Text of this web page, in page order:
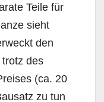
Teile für
sieht
den
des
(ca. 20
zu tun